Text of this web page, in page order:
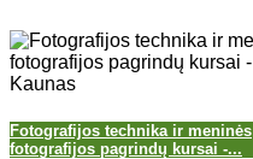
Fotografijos technika ir meninės
fotografijos pagrindų kursai -...